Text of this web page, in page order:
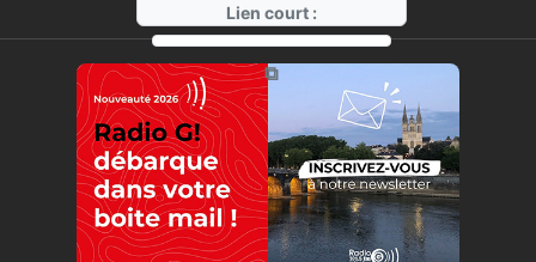
Lien court :
https://radio-g.fr?10574
⧉